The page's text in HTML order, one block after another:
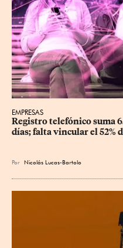
EMPRESAS
Registro telefónico suma
días; falta vincular el 52%
Por Nicolás Lucas-Bartolo